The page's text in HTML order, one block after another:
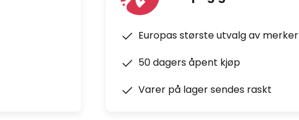
Europas største utvalg av merker
50 dagers åpent kjøp
Varer på lager sendes raskt